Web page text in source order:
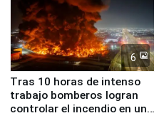
6
Tras 10 horas de intenso
trabajo bomberos logran
controlar el incendio en una